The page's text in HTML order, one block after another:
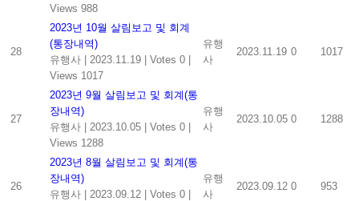
Views 988
28
2023년 10월 살림보고 및 회계
(통장내역)
유행사
2023.11.19 Votes 0
Views 1017
유행
사
2023.11.19 0 1017
27
2023년 9월 살림보고 및 회계(통
장내역)
유행사
2023.10.05 Votes 0
Views 1288
유행
사
2023.10.05 0 1288
26
2023년 8월 살림보고 및 회계(통
장내역)
유행사
2023.09.12 Votes 0
유행
사
2023.09.12 0 953